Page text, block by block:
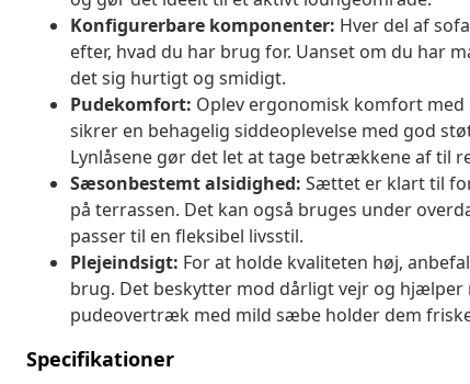
Konfigurerbare komponenter: Hver del af
efter, hvad du har brug for. Uanset om du har
det sig hurtigt og smidigt.
Pudekomfort: Oplev ergonomisk komfort
sikrer en behagelig siddeoplevelse med god
Lynlåsene gør det let at tage betrækkene af til
Sæsonbestemt alsidighed: Sættet er klart til
på terrassen. Det kan også bruges under
passer til en fleksibel livsstil.
Plejeindsigt: For at holde kvaliteten høj,
brug. Det beskytter mod dårligt vejr og hjælper
pudeovertræk med mild sæbe holder dem
Specifikationer